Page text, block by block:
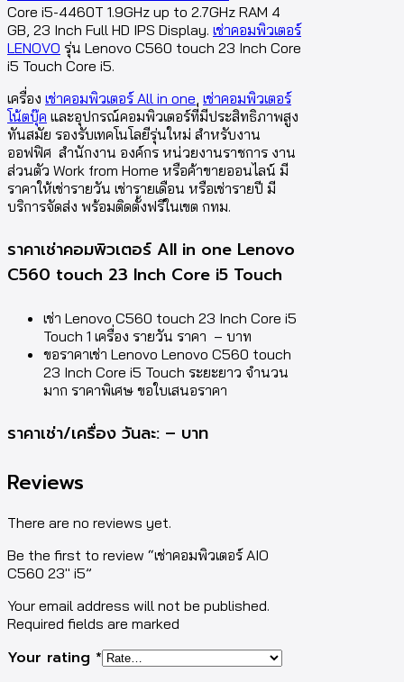
Core i5-4460T 1.9GHz up to 2.7GHz RAM 4
GB, 23 Inch Full HD IPS Display. เช่าคอมพิวเตอร์
LENOVO รุ่น Lenovo C560 touch 23 Inch Core
i5 Touch Core i5.
เครื่อง เช่าคอมพิวเตอร์ All in one, เช่าคอมพิวเตอร์
โน้ตบุ๊ค และอุปกรณ์คอมพิวเตอร์ที่มีประสิทธิภาพสูง
ทันสมัย รองรับเทคโนโลยีรุ่นใหม่ สำหรับงาน
ออฟฟิศ สำนักงาน องค์กร หน่วยงานราชการ งาน
ส่วนตัว Work from Home หรือค้าขายออนไลน์ มี
ราคาให้เช่ารายวัน เช่ารายเดือน หรือเช่ารายปี มี
บริการจัดส่ง พร้อมติดตั้งฟรีในเขต กทม.
ราคาเช่าคอมพิวเตอร์ All in one Lenovo
C560 touch 23 Inch Core i5 Touch
เช่า Lenovo C560 touch 23 Inch Core i5
Touch 1 เครื่อง รายวัน ราคา – บาท
ขอราคาเช่า Lenovo Lenovo C560 touch
23 Inch Core i5 Touch ระยะยาว จำนวน
มาก ราคาพิเศษ ขอใบเสนอราคา
ราคาเช่า/เครื่อง วันละ: – บาท
Reviews
There are no reviews yet.
Be the first to review “เช่าคอมพิวเตอร์ AIO
C560 23″ i5”
Your email address will not be published.
Required fields are marked
Your rating *